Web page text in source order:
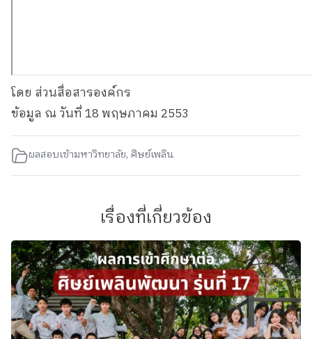
โดย ส่วนสื่อสารองค์กร
ข้อมูล ณ วันที่ 18 พฤษภาคม 2553
ผลสอบเข้ามหาวิทยาลัย, ศิษย์เพลิน
เรื่องที่เกี่ยวข้อง